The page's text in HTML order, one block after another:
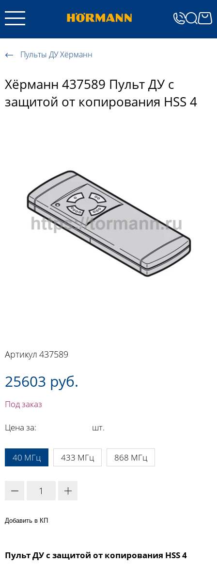
Пульты ДУ Хёрманн
Хёрманн 437589 Пульт ДУ с
защитой от копирования HSS 4
Артикул 437589
25603 руб.
Под заказ
Цена за: шт.
40 МГц 433 МГц 868 МГц
Добавить в КП
Пульт ДУ с защитой от копирования HSS 4